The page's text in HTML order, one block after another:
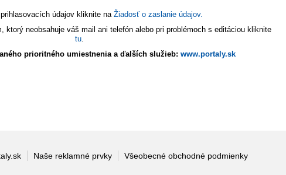
údajov kliknite na Žiadosť o zaslanie údajov.
ktorý neobsahuje váš mail ani telefón alebo pri problémoch s editáciou kliknite
tu.
prioritného umiestnenia a ďalších služieb: www.portaly.sk
Naše reklamné prvky Všeobecné obchodné podmienky